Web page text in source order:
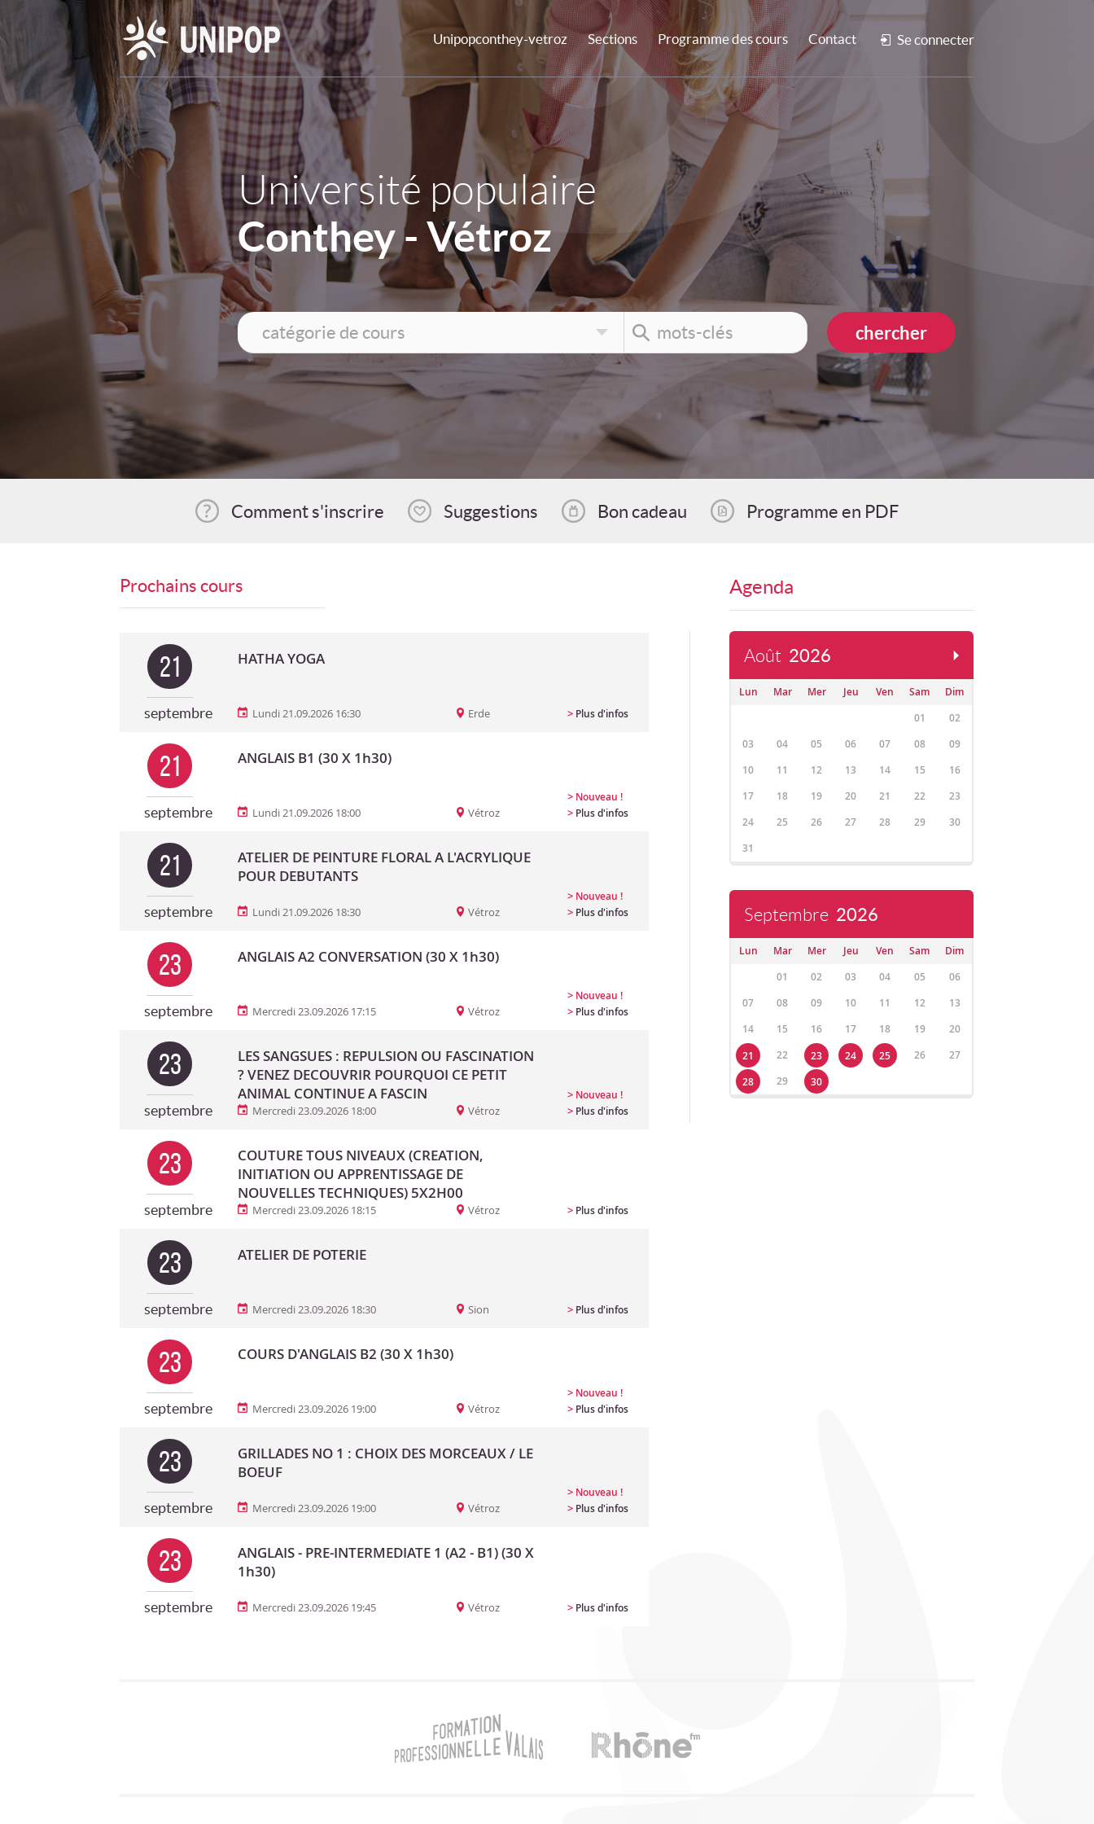
Unipopconthey-vetroz Sections Programme des cours Contact Se connecter
Université populaire
Conthey - Vétroz
Comment s'inscrire Suggestions Bon cadeau Programme en PDF
Prochains cours
21
septembre
HATHA YOGA
Lundi 21.09.2026 16:30 Erde > Plus d'infos
21
septembre
ANGLAIS B1 (30 X 1h30)
Lundi 21.09.2026 18:00 Vétroz
> Nouveau !
> Plus d'infos
21
septembre
ATELIER DE PEINTURE FLORAL A L'ACRYLIQUE
POUR DEBUTANTS
Lundi 21.09.2026 18:30 Vétroz
> Nouveau !
> Plus d'infos
23
septembre
ANGLAIS A2 CONVERSATION (30 X 1h30)
Mercredi 23.09.2026 17:15 Vétroz
> Nouveau !
> Plus d'infos
23
septembre
LES SANGSUES : REPULSION OU FASCINATION
? VENEZ DECOUVRIR POURQUOI CE PETIT
ANIMAL CONTINUE A FASCIN
Mercredi 23.09.2026 18:00 Vétroz
> Nouveau !
> Plus d'infos
23
septembre
COUTURE TOUS NIVEAUX (CREATION,
INITIATION OU APPRENTISSAGE DE
NOUVELLES TECHNIQUES) 5X2H00
Mercredi 23.09.2026 18:15 Vétroz > Plus d'infos
23
septembre
ATELIER DE POTERIE
Mercredi 23.09.2026 18:30 Sion > Plus d'infos
23
septembre
COURS D'ANGLAIS B2 (30 X 1h30)
Mercredi 23.09.2026 19:00 Vétroz
> Nouveau !
> Plus d'infos
23
septembre
GRILLADES NO 1 : CHOIX DES MORCEAUX / LE
BOEUF
Mercredi 23.09.2026 19:00 Vétroz
> Nouveau !
> Plus d'infos
23
septembre
ANGLAIS - PRE-INTERMEDIATE 1 (A2 - B1) (30 X
1h30)
Mercredi 23.09.2026 19:45 Vétroz > Plus d'infos
Agenda
Août 2026
Lun Mar Mer Jeu Ven Sam
Dim
01
02
03
04 05 06 07 08
09
10
11 12 13 14 15
16
17
18 19 20 21 22
23
24
25 26 27 28 29
30
31
Septembre 2026
Lun Mar Mer Jeu Ven Sam
Dim
01
02 03 04 05
06
07
08 09 10 11 12
13
14
15 16 17 18 19
20
21
22 23 24 25 26
27
28
29 30